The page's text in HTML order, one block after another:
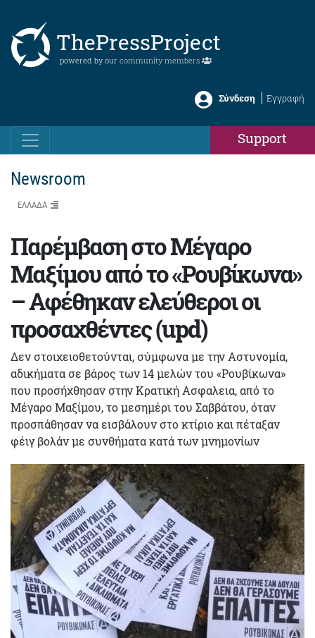
ThePressProject
powered by our community members
Σύνδεση Εγγραφή
Support
Newsroom
ΕΛΛΑΔΑ
Παρέμβαση στο Mέγαρο
Μαξίμου από το «Ρουβίκωνα»
– Αφέθηκαν ελεύθεροι οι
προσαχθέντες (upd)
Δεν στοιχειοθετούνται, σύμφωνα με την Αστυνομία,
αδικήματα σε βάρος των 14 μελών του «Ρουβίκωνα»
που προσήχθησαν στην Κρατική Ασφαλεια, από το
Μέγαρο Μαξίμου, το μεσημέρι του Σαββάτου, όταν
προσπάθησαν να εισβάλουν στο κτίριο και πέταξαν
φέιγ βολάν με συνθήματα κατά των μνημονίων